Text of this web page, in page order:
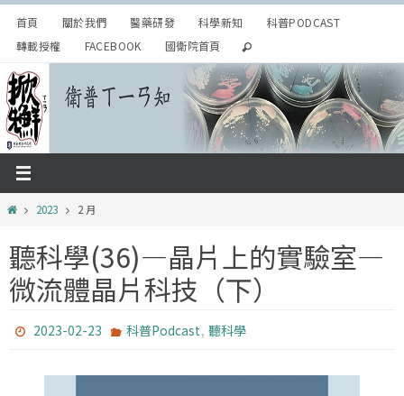
Skip
content
首頁 關於我們 醫藥研發 科學新知
科普PODCAST
轉載授權
FACEBOOK 國衛院首頁
Home2023 2 月
聽科學(36)—晶片上的實驗室—
微流體晶片科技（下）
2023-02-23 科普Podcast, 聽科學